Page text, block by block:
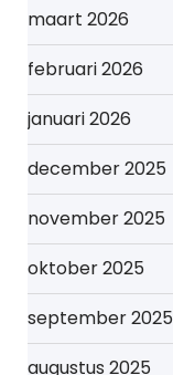
maart 2026
februari 2026
januari 2026
december 2025
november 2025
oktober 2025
september 2025
augustus 2025